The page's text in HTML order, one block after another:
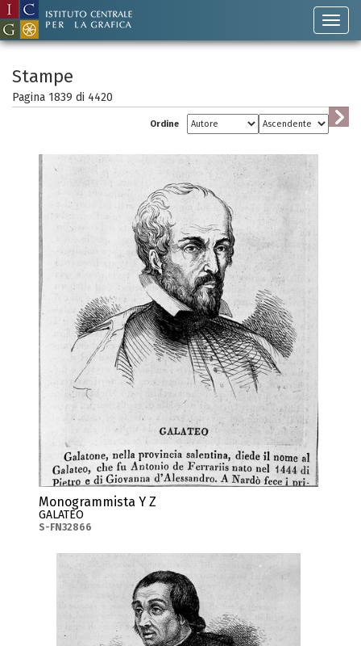
Stampe
Pagina 1839 di 4420
Ordine
Monogrammista Y Z
GALATEO
S-FN32866